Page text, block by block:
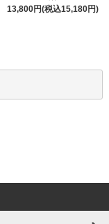
13,800円(税込15,180円)